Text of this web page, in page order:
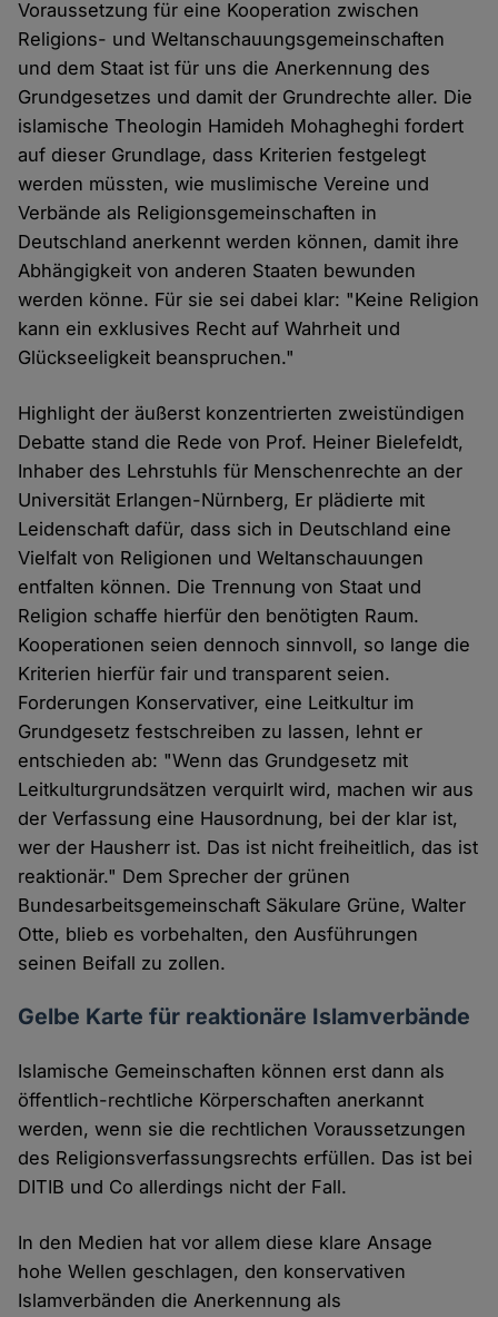
Voraussetzung für eine Kooperation zwischen
Religions- und Weltanschauungsgemeinschaften
und dem Staat ist für uns die Anerkennung des
Grundgesetzes und damit der Grundrechte aller. Die
islamische Theologin Hamideh Mohagheghi fordert
auf dieser Grundlage, dass Kriterien festgelegt
werden müssten, wie muslimische Vereine und
Verbände als Religionsgemeinschaften in
Deutschland anerkennt werden können, damit ihre
Abhängigkeit von anderen Staaten bewunden
werden könne. Für sie sei dabei klar: "Keine Religion
kann ein exklusives Recht auf Wahrheit und
Glückseeligkeit beanspruchen."
Highlight der äußerst konzentrierten zweistündigen
Debatte stand die Rede von Prof. Heiner Bielefeldt,
Inhaber des Lehrstuhls für Menschenrechte an der
Universität Erlangen-Nürnberg, Er plädierte mit
Leidenschaft dafür, dass sich in Deutschland eine
Vielfalt von Religionen und Weltanschauungen
entfalten können. Die Trennung von Staat und
Religion schaffe hierfür den benötigten Raum.
Kooperationen seien dennoch sinnvoll, so lange die
Kriterien hierfür fair und transparent seien.
Forderungen Konservativer, eine Leitkultur im
Grundgesetz festschreiben zu lassen, lehnt er
entschieden ab: "Wenn das Grundgesetz mit
Leitkulturgrundsätzen verquirlt wird, machen wir aus
der Verfassung eine Hausordnung, bei der klar ist,
wer der Hausherr ist. Das ist nicht freiheitlich, das ist
reaktionär." Dem Sprecher der grünen
Bundesarbeitsgemeinschaft Säkulare Grüne, Walter
Otte, blieb es vorbehalten, den Ausführungen
seinen Beifall zu zollen.
Gelbe Karte für reaktionäre Islamverbände
Islamische Gemeinschaften können erst dann als
öffentlich-rechtliche Körperschaften anerkannt
werden, wenn sie die rechtlichen Voraussetzungen
des Religionsverfassungsrechts erfüllen. Das ist bei
DITIB und Co allerdings nicht der Fall.
In den Medien hat vor allem diese klare Ansage
hohe Wellen geschlagen, den konservativen
Islamverbänden die Anerkennung als